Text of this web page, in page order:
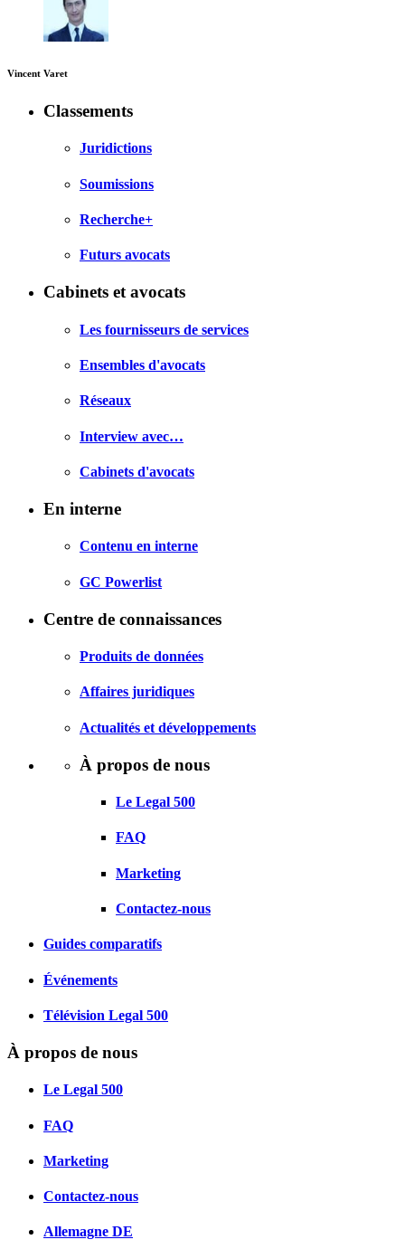
Vincent Varet
Classements
Juridictions
Soumissions
Recherche+
Futurs avocats
Cabinets et avocats
Les fournisseurs de services
Ensembles d'avocats
Réseaux
Interview avec…
Cabinets d'avocats
En interne
Contenu en interne
GC Powerlist
Centre de connaissances
Produits de données
Affaires juridiques
Actualités et développements
À propos de nous
Le Legal 500
FAQ
Marketing
Contactez-nous
Guides comparatifs
Événements
Télévision Legal 500
À propos de nous
Le Legal 500
FAQ
Marketing
Contactez-nous
Allemagne DE